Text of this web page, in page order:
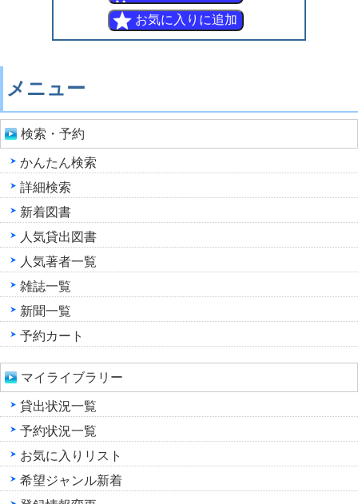
メニュー
検索・予約
かんたん検索
詳細検索
新着図書
人気貸出図書
人気著者一覧
雑誌一覧
新聞一覧
予約カート
マイライブラリー
貸出状況一覧
予約状況一覧
お気に入りリスト
希望ジャンル新着